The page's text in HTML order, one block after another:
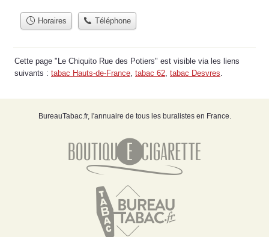
Horaires Téléphone
Cette page "Le Chiquito Rue des Potiers" est visible via les liens
suivants : tabac Hauts-de-France tabac 62 tabac Desvres
BureauTabac.fr, l'annuaire de tous les buralistes en France.